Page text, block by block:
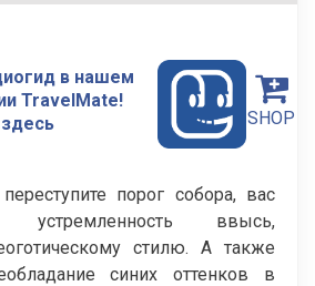
в нашем
TravelMate!
SHOP
порог собора, вас
ввысь,
стилю. А также
синих оттенков в